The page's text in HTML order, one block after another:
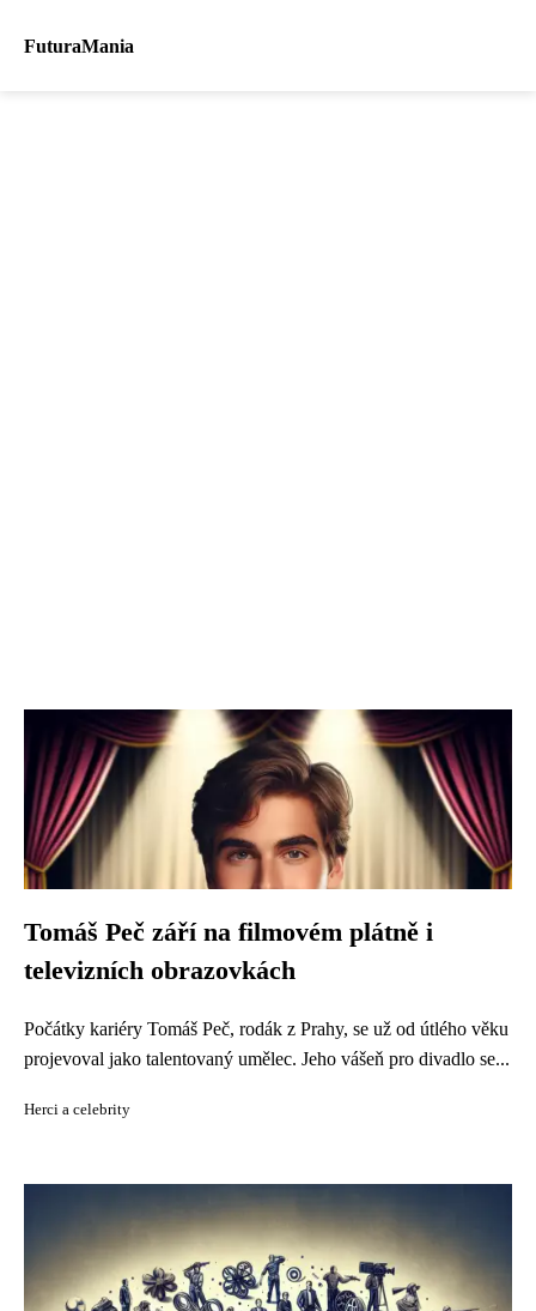
FuturaMania
Tomáš Peč září na filmovém plátně i
televizních obrazovkách
Počátky kariéry Tomáš Peč, rodák z Prahy, se už od útlého věku
projevoval jako talentovaný umělec. Jeho vášeň pro divadlo se...
Herci a celebrity